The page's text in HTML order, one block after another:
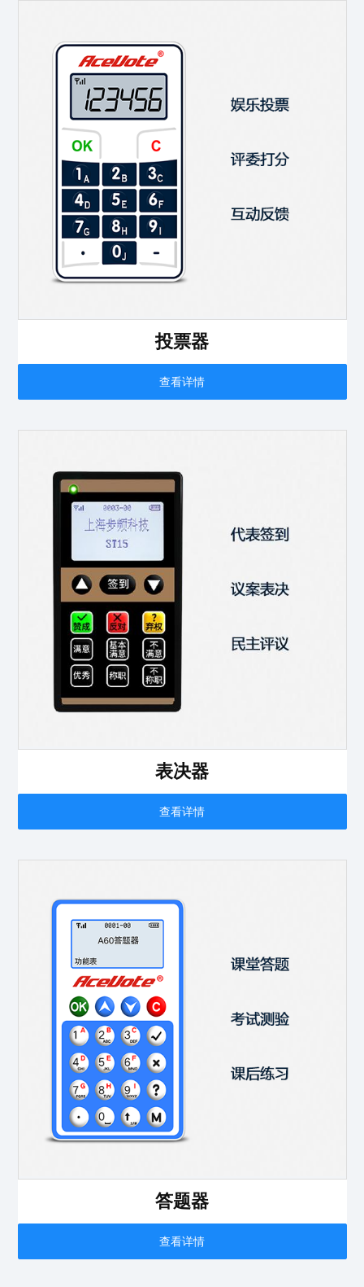
投票器
查看详情
表决器
查看详情
答题器
查看详情